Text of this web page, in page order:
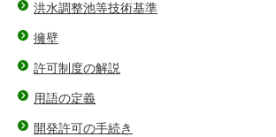
洪水調整池等技術基準
擁壁
許可制度の解説
用語の定義
開発許可の手続き